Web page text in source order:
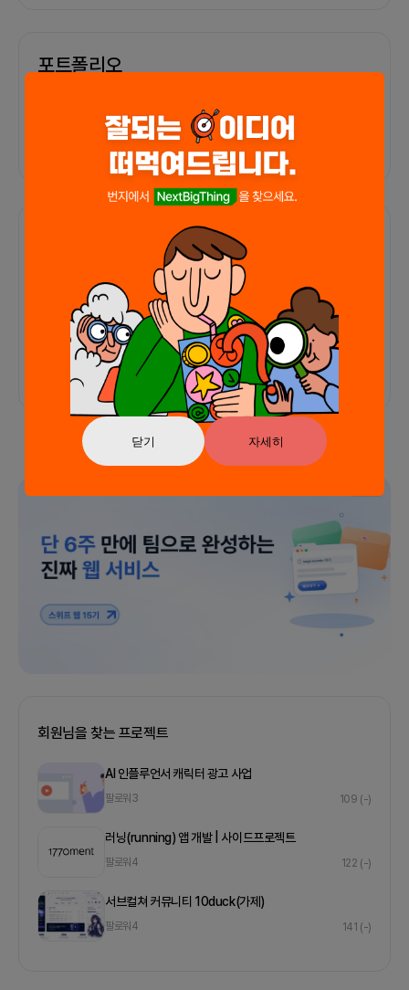
닫기 자세히
포트폴리오
외부 연동 정보가 없습니다
함께한 사람들이 남긴 말
커피챗 0 프로젝트 0 프로챗
아직 후기가 도착하지 않았습니다
회원님을 찾는 프로젝트
AI 인플루언서 캐릭터 광고 사업
팔로워 3 109 (-)
러닝(running) 앱 개발 | 사이드프로젝트
팔로워 4 122 (-)
서브컬쳐 커뮤니티 10duck(가제)
팔로워 4 141 (-)